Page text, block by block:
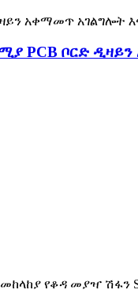
PCB ቦርድ